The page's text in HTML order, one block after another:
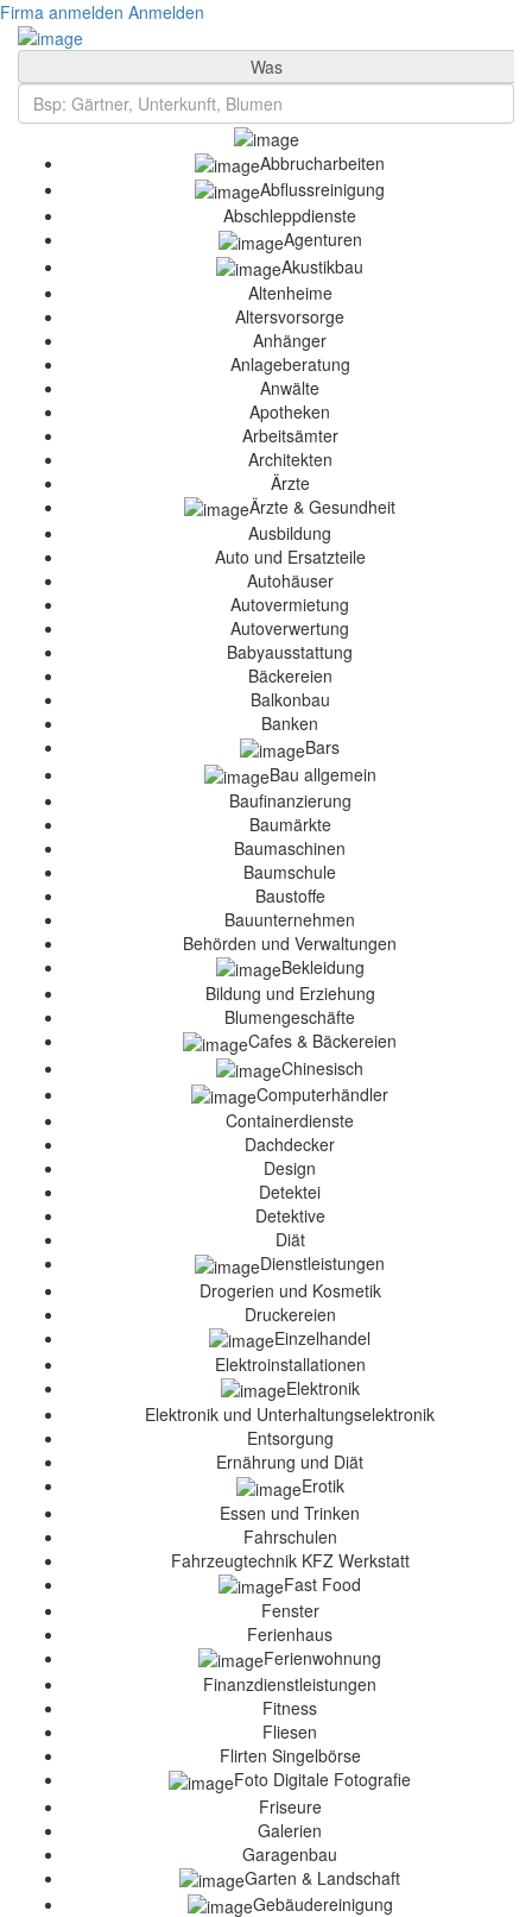
Firma anmelden Anmelden
Was
Abbrucharbeiten
Abflussreinigung
Abschleppdienste
Agenturen
Akustikbau
Altenheime
Altersvorsorge
Anhänger
Anlageberatung
Anwälte
Apotheken
Arbeitsämter
Architekten
Ärzte
Ärzte & Gesundheit
Ausbildung
Auto und Ersatzteile
Autohäuser
Autovermietung
Autoverwertung
Babyausstattung
Bäckereien
Balkonbau
Banken
Bars
Bau allgemein
Baufinanzierung
Baumärkte
Baumaschinen
Baumschule
Baustoffe
Bauunternehmen
Behörden und Verwaltungen
Bekleidung
Bildung und Erziehung
Blumengeschäfte
Cafes & Bäckereien
Chinesisch
Computerhändler
Containerdienste
Dachdecker
Design
Detektei
Detektive
Diät
Dienstleistungen
Drogerien und Kosmetik
Druckereien
Einzelhandel
Elektroinstallationen
Elektronik
Elektronik und Unterhaltungselektronik
Entsorgung
Ernährung und Diät
Erotik
Essen und Trinken
Fahrschulen
Fahrzeugtechnik KFZ Werkstatt
Fast Food
Fenster
Ferienhaus
Ferienwohnung
Finanzdienstleistungen
Fitness
Fliesen
Flirten Singelbörse
Foto Digitale Fotografie
Friseure
Galerien
Garagenbau
Garten & Landschaft
Gebäudereinigung